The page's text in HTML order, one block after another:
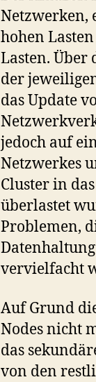
Netzwerken,
hohen
Lasten. Über
der
das Update
jedoch auf
Netzwerkes
Cluster in
überlastet
Problemen,
vervielfacht
Auf Grund
Nodes nicht
das
von den